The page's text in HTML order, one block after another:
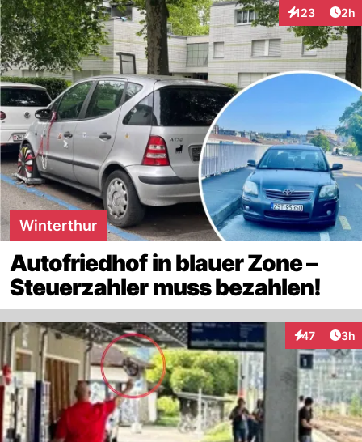
123
Interaktionen
2h
Winterthur
Autofriedhof in blauer Zone –
Steuerzahler muss bezahlen!
47
Interaktionen
3h